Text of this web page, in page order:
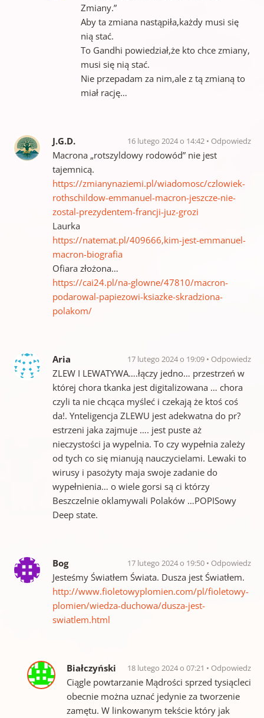
Zmiany.”
Aby ta zmiana nastąpiła,każdy musi się
nią stać.
To Gandhi powiedział,że kto chce zmiany,
musi się nią stać.
Nie przepadam za nim,ale z tą zmianą to
miał rację…
J.G.D. 16 lutego 2024 o 14:42 Odpowiedz
Macrona „rotszyldowy rodowód” nie jest
tajemnicą.
https://zmianynaziemi.pl/wiadomosc/czlowiek-
rothschildow-emmanuel-macron-jeszcze-nie-
zostal-prezydentem-francji-juz-grozi
Laurka
https://natemat.pl/409666,kim-jest-emmanuel-
macron-biografia
Ofiara złożona…
https://cai24.pl/na-glowne/47810/macron-
podarowal-papiezowi-ksiazke-skradziona-
polakom/
Aria 17 lutego 2024 o 19:09 Odpowiedz
ZLEW I LEWATYWA….łączy jedno… przestrzeń w
której chora tkanka jest digitalizowana … chora
czyli ta nie chcąca myśleć i czekają że ktoś coś
da!. Ynteligencja ZLEWU jest adekwatna do pr?
estrzeni jaka zajmuje …. jest puste aż
nieczystości ja wypelnia. To czy wypełnia zależy
od tych co się mianują nauczycielami. Lewaki to
wirusy i pasożyty maja swoje zadanie do
wypełnienia… o wiele gorsi są ci którzy
Beszczelnie oklamywali Polaków …POPISowy
Deep state.
Bog 17 lutego 2024 o 19:50 Odpowiedz
Jesteśmy Światłem Świata. Dusza jest Światłem.
http://www.fioletowyplomien.com/pl/fioletowy-
plomien/wiedza-duchowa/dusza-jest-
swiatlem.html
Białczyński 18 lutego 2024 o 07:21 Odpowiedz
Ciągle powtarzanie Mądrości sprzed tysiącleci
obecnie można uznać jedynie za tworzenie
zamętu. W linkowanym tekście który jak